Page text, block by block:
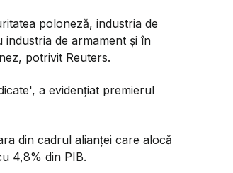
poloneză, industria de
de armament și în
potrivit Reuters.
a evidențiat premierul
din cadrul alianței care alocă
4,8% din PIB.